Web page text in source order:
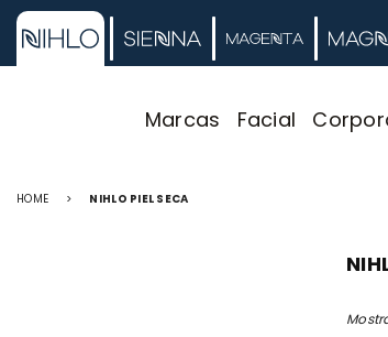
Marcas Facial
HOME > NIHLO PIEL SECA